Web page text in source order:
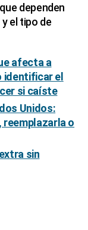
dependen
el tipo de
afecta a
identificar el
si caíste
Unidos:
reemplazarla o
sin